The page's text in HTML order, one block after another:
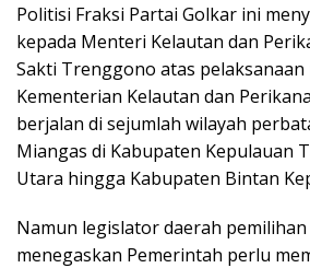
Politisi Fraksi Partai Golkar ini
kepada Menteri Kelautan dan
Sakti Trenggono atas
Kementerian Kelautan dan
berjalan di sejumlah wilayah
Miangas di Kabupaten Kepulauan
Utara hingga Kabupaten Bintan
Namun legislator daerah
menegaskan Pemerintah perlu